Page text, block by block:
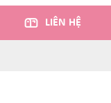
LIÊN HỆ